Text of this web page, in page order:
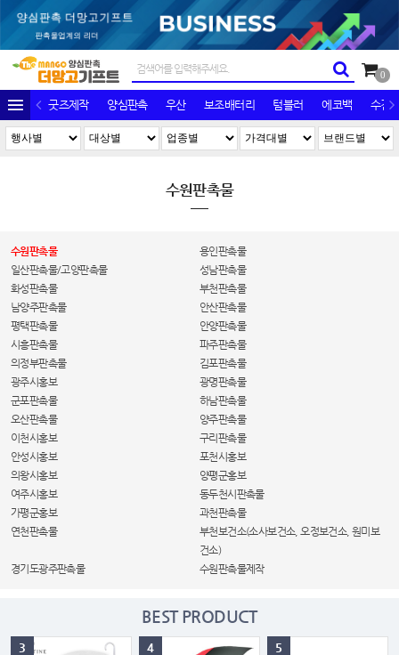
0
굿즈제작 양심판촉 우산 보조배터리 텀블러 에코백 수건/
수원판촉물
수원판촉물
용인판촉물
일산판촉물/고양판촉물
성남판촉물
화성판촉물
부천판촉물
남양주판촉물
안산판촉물
평택판촉물
안양판촉물
시흥판촉물
파주판촉물
의정부판촉물
김포판촉물
광주시홍보
광명판촉물
군포판촉물
하남판촉물
오산판촉물
양주판촉물
이천시홍보
구리판촉물
안성시홍보
포천시홍보
의왕시홍보
양평군홍보
여주시홍보
동두천시판촉물
가평군홍보
과천판촉물
연천판촉물
부천보건소(소사보건소, 오정보건소, 원미보
건소)
경기도광주판촉물
수원판촉물제작
BEST PRODUCT
3 4 5